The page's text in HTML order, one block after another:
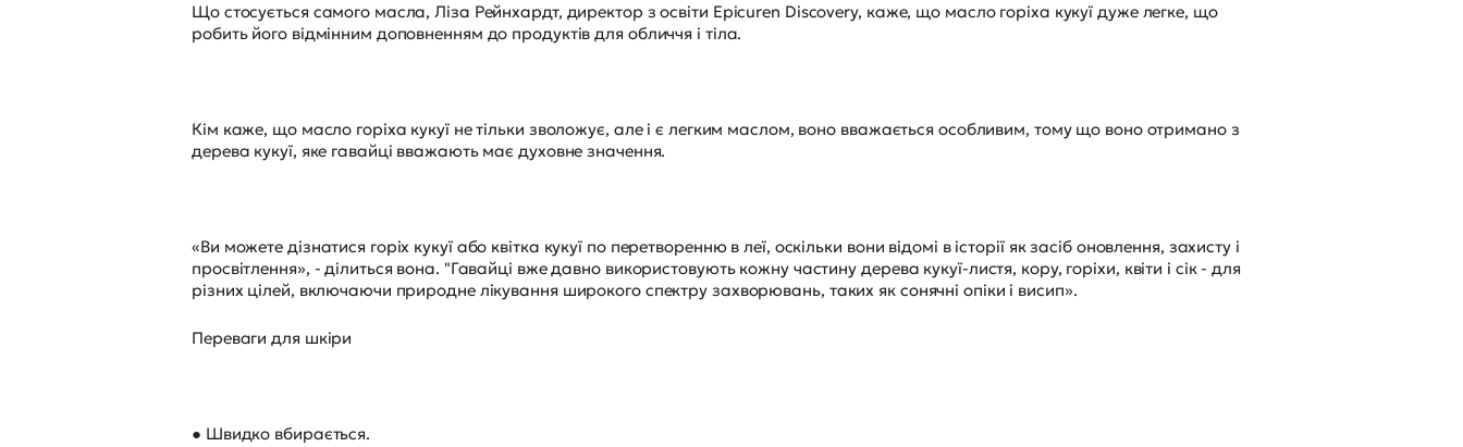
Що стосується самого масла, Ліза Рейнхардт, директор з освіти Epicuren Discovery, каже, що масло горіха кукуї дуже легке, що
робить його відмінним доповненням до продуктів для обличчя і тіла.
Кім каже, що масло горіха кукуї не тільки зволожує, але і є легким маслом, воно вважається особливим, тому що воно отримано з
дерева кукуї, яке гавайці вважають має духовне значення.
«Ви можете дізнатися горіх кукуї або квітка кукуї по перетворенню в леї, оскільки вони відомі в історії як засіб оновлення, захисту і
просвітлення», - ділиться вона. "Гавайці вже давно використовують кожну частину дерева кукуї-листя, кору, горіхи, квіти і сік - для
різних цілей, включаючи природне лікування широкого спектру захворювань, таких як сонячні опіки і висип».
Переваги для шкіри
● Швидко вбирається.